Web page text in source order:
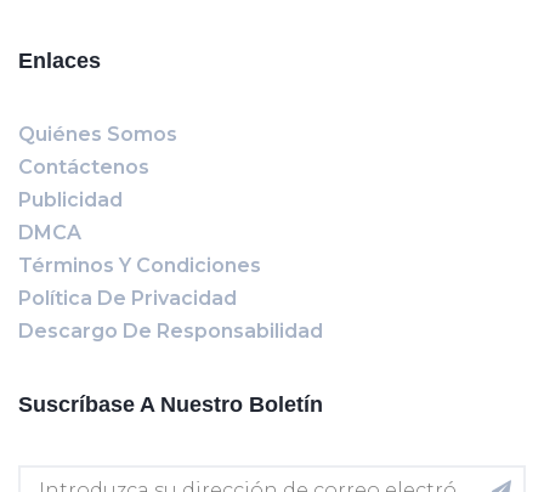
Enlaces
Quiénes Somos
Contáctenos
Publicidad
DMCA
Términos Y Condiciones
Política De Privacidad
Descargo De Responsabilidad
Suscríbase A Nuestro Boletín